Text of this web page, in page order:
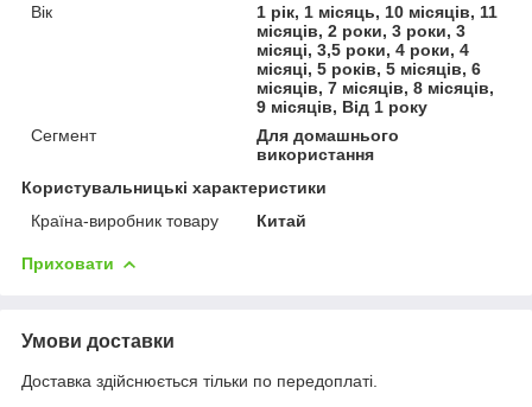
Вік
1 рік, 1 місяць, 10 місяців, 11
місяців, 2 роки, 3 роки, 3
місяці, 3,5 роки, 4 роки, 4
місяці, 5 років, 5 місяців, 6
місяців, 7 місяців, 8 місяців,
9 місяців, Від 1 року
Сегмент
Для домашнього
використання
Користувальницькі характеристики
Країна-виробник товару
Китай
Приховати
Умови доставки
Доставка здійснюється тільки по передоплаті.